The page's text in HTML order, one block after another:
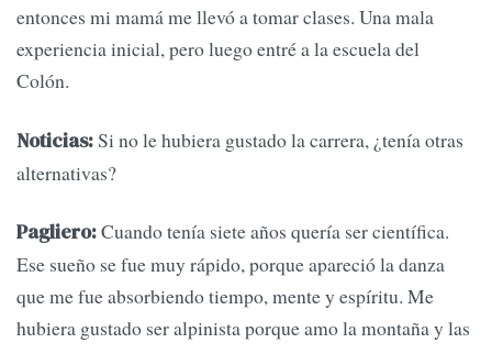
entonces mi mamá me llevó a tomar clases. Una mala
experiencia inicial, pero luego entré a la escuela del
Colón.
Noticias:Si no le hubiera gustado la carrera, ¿tenía otras
alternativas?
Pagliero:Cuando tenía siete años quería ser científica.
Ese sueño se fue muy rápido, porque apareció la danza
que me fue absorbiendo tiempo, mente y espíritu. Me
hubiera gustado ser alpinista porque amo la montaña y las